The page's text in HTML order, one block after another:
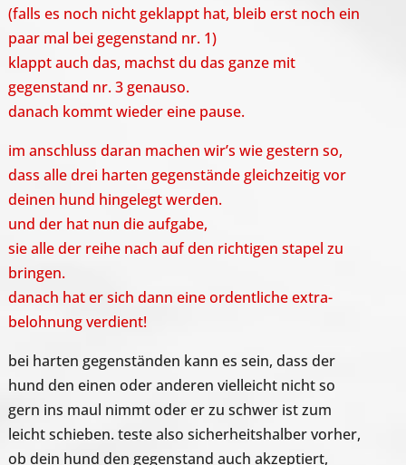
(falls es noch nicht geklappt hat, bleib erst noch ein
paar mal bei gegenstand nr. 1)
klappt auch das, machst du das ganze mit
gegenstand nr. 3 genauso.
danach kommt wieder eine pause.
im anschluss daran machen wir’s wie gestern so,
dass alle drei harten gegenstände gleichzeitig vor
deinen hund hingelegt werden.
und der hat nun die aufgabe,
sie alle der reihe nach auf den richtigen stapel zu
bringen.
danach hat er sich dann eine ordentliche extra-
belohnung verdient!
bei harten gegenständen kann es sein, dass der
hund den einen oder anderen vielleicht nicht so
gern ins maul nimmt oder er zu schwer ist zum
leicht schieben. teste also sicherheitshalber vorher,
ob dein hund den gegenstand auch akzeptiert,